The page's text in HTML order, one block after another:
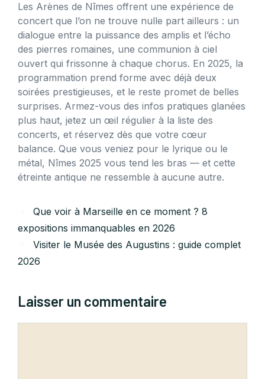
Les Arènes de Nîmes offrent une expérience de
concert que l’on ne trouve nulle part ailleurs : un
dialogue entre la puissance des amplis et l’écho
des pierres romaines, une communion à ciel
ouvert qui frissonne à chaque chorus. En 2025, la
programmation prend forme avec déjà deux
soirées prestigieuses, et le reste promet de belles
surprises. Armez-vous des infos pratiques glanées
plus haut, jetez un œil régulier à la liste des
concerts, et réservez dès que votre cœur
balance. Que vous veniez pour le lyrique ou le
métal, Nîmes 2025 vous tend les bras — et cette
étreinte antique ne ressemble à aucune autre.
Que voir à Marseille en ce moment ? 8
expositions immanquables en 2026
Visiter le Musée des Augustins : guide complet
2026
Laisser un commentaire